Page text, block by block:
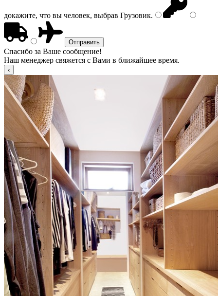
докажите, что вы человек, выбрав Грузовик.
Спасибо за Ваше сообщение!
Наш менеджер свяжется с Вами в ближайшее время.